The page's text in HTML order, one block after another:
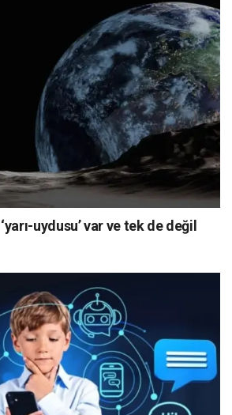
uydusu’ var ve tek de değil